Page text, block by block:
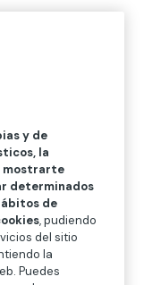
U
y de
la
mostrarte
determinados
de
, pudiendo
del sitio
la
Puedes